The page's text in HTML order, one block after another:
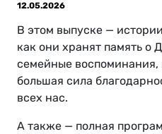
12.05.2026
В этом выпуске —
как они хранят память о
семейные воспоминания,
большая сила
всех нас.
А также — полная